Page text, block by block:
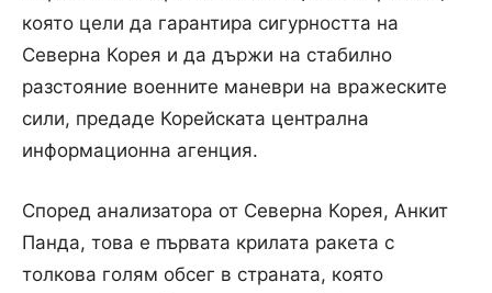
която цели да гарантира сигурността на
Северна Корея и да държи на стабилно
разстояние военните маневри на вражеските
сили, предаде Корейската централна
информационна агенция.
Според анализатора от Северна Корея, Анкит
Панда, това е първата крилата ракета с
толкова голям обсег в страната, която